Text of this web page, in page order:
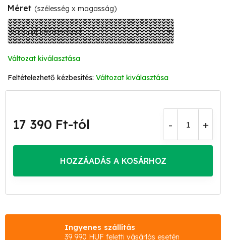
Méret (szélesség x magasság)
Változat kiválasztása
Változat kiválasztása
17 390 Ft-tól
HOZZÁADÁS A KOSÁRHOZ
Ingyenes szállítás
39 990 HUF feletti vásárlás esetén